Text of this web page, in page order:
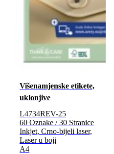
Višenamjenske etikete,
uklonjive
L4734REV-25
60 Oznake / 30 Stranice
Inkjet, Crno-bijeli laser,
Laser u boji
A4